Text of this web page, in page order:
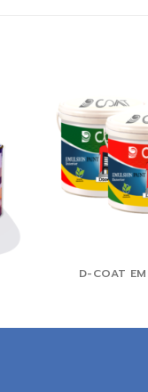
D-COAT